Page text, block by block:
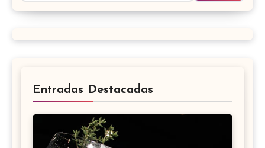
Entradas Destacadas